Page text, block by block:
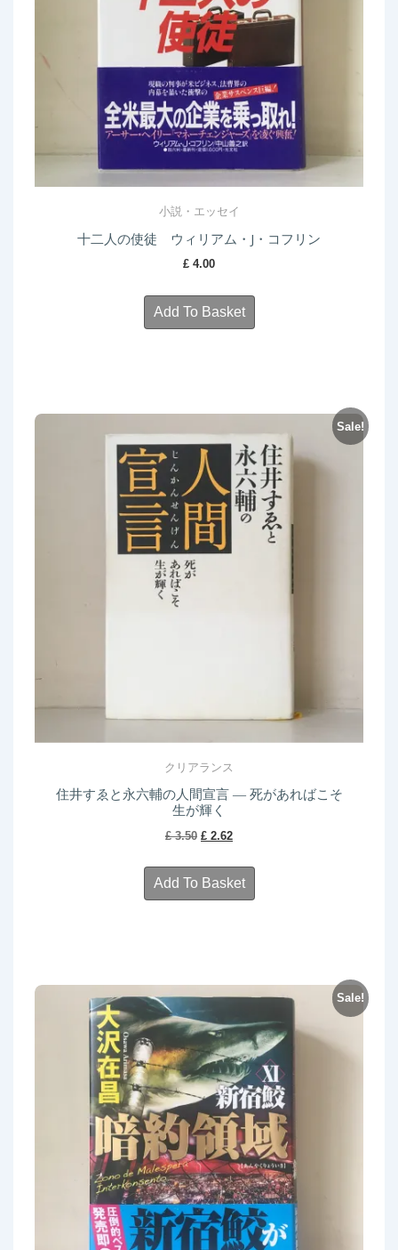
小説・エッセイ
十二人の使徒 ウィリアム・J・コフリン
£ 4.00
Add To Basket
Sale!
クリアランス
住井すゑと永六輔の人間宣言 ― 死があればこそ
生が輝く
£3.50 Original
was:
£ 3.50.
£ 2.62Current
is:
£ 2.62.
Add To Basket
Sale!